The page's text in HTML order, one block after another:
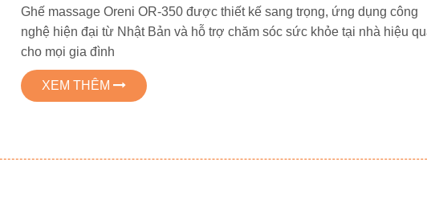
Ghế massage Oreni OR-350 được thiết kế sang trọng, ứng dụng công
nghệ hiện đại từ Nhật Bản và hỗ trợ chăm sóc sức khỏe tại nhà hiệu
cho mọi gia đình
XEM THÊM